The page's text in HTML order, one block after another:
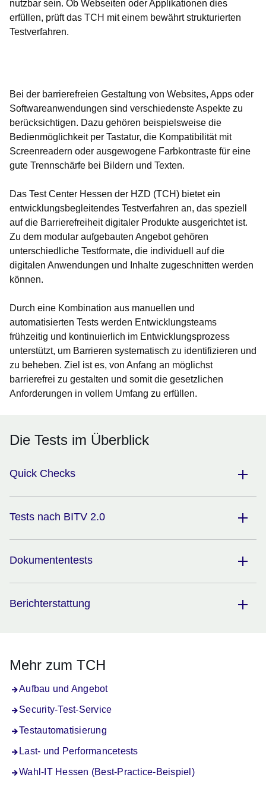
nutzbar sein. Ob Webseiten oder Applikationen dies
erfüllen, prüft das TCH mit einem bewährt strukturierten
Testverfahren.
Bei der barrierefreien Gestaltung von Websites, Apps oder
Softwareanwendungen sind verschiedenste Aspekte zu
berücksichtigen. Dazu gehören beispielsweise die
Bedienmöglichkeit per Tastatur, die Kompatibilität mit
Screenreadern oder ausgewogene Farbkontraste für eine
gute Trennschärfe bei Bildern und Texten.
Das Test Center Hessen der HZD (TCH) bietet ein
entwicklungsbegleitendes Testverfahren an, das speziell
auf die Barrierefreiheit digitaler Produkte ausgerichtet ist.
Zu dem modular aufgebauten Angebot gehören
unterschiedliche Testformate, die individuell auf die
digitalen Anwendungen und Inhalte zugeschnitten werden
können.
Durch eine Kombination aus manuellen und
automatisierten Tests werden Entwicklungsteams
frühzeitig und kontinuierlich im Entwicklungsprozess
unterstützt, um Barrieren systematisch zu identifizieren und
zu beheben. Ziel ist es, von Anfang an möglichst
barrierefrei zu gestalten und somit die gesetzlichen
Anforderungen in vollem Umfang zu erfüllen.
Die Tests im Überblick
Quick Checks
Tests nach BITV 2.0
Dokumententests
Berichterstattung
Mehr zum TCH
Aufbau und Angebot
Security-Test-Service
Testautomatisierung
Last- und Performancetests
Wahl-IT Hessen (Best-Practice-Beispiel)